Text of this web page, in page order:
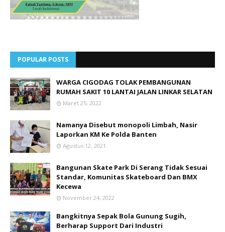
POPULAR POSTS
WARGA CIGODAG TOLAK PEMBANGUNAN
RUMAH SAKIT 10 LANTAI JALAN LINKAR SELATAN
Maret 25, 2022
Namanya Disebut monopoli Limbah, Nasir
Laporkan KM Ke Polda Banten
Agustus 12, 2021
Bangunan Skate Park Di Serang Tidak Sesuai
Standar, Komunitas Skateboard Dan BMX
Kecewa
November 24, 2022
Bangkitnya Sepak Bola Gunung Sugih,
Berharap Support Dari Industri